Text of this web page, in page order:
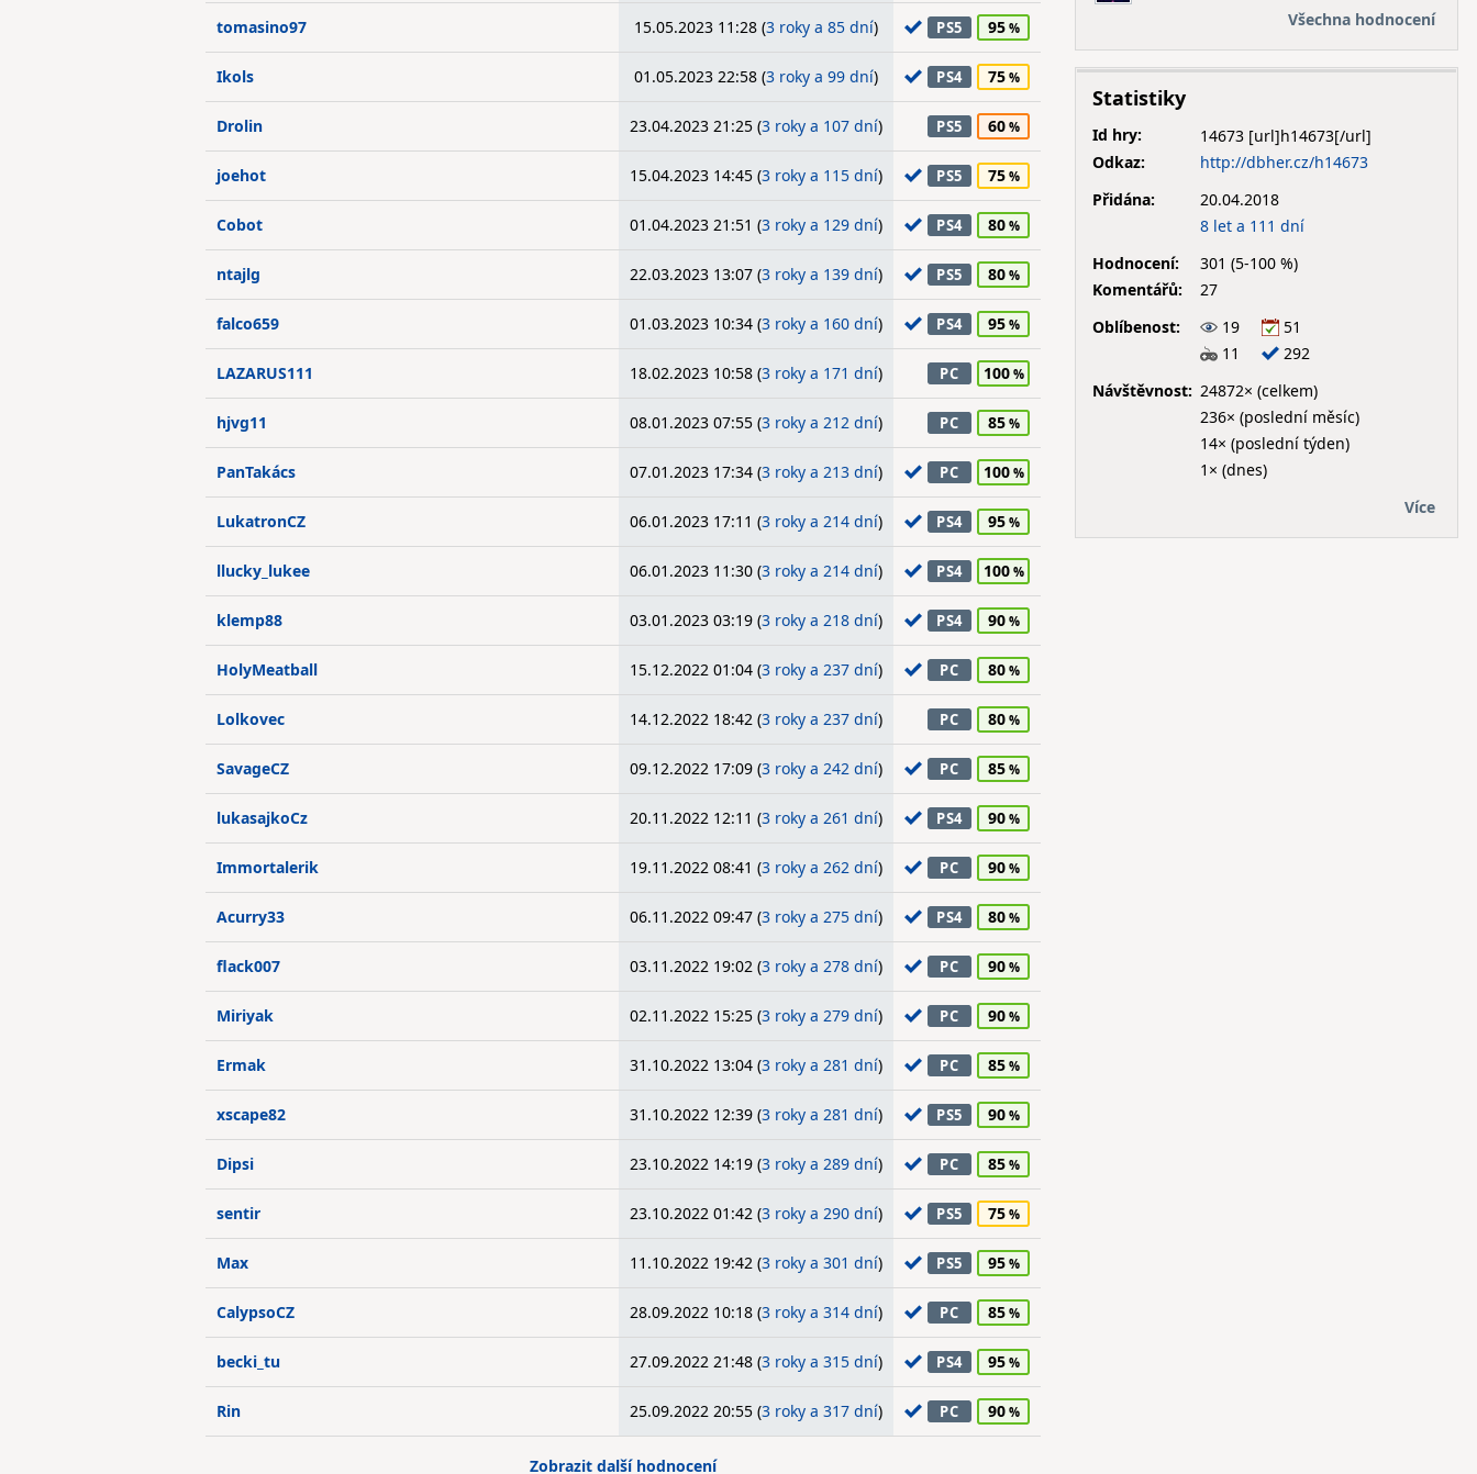
tomasino97 15.05.2023 11:28 (3 roky a 85 dní) PS5 95
Ikols 01.05.2023 22:58 (3 roky a 99 dní) PS4 75
Drolin 23.04.2023 21:25 (3 roky a 107 dní) PS5 60
joehot 15.04.2023 14:45 (3 roky a 115 dní) PS5 75
Cobot 01.04.2023 21:51 (3 roky a 129 dní) PS4 80
ntajlg 22.03.2023 13:07 (3 roky a 139 dní) PS5 80
falco659 01.03.2023 10:34 (3 roky a 160 dní) PS4 95
LAZARUS111 18.02.2023 10:58 (3 roky a 171 dní) PC 100
hjvg11 08.01.2023 07:55 (3 roky a 212 dní) PC 85
PanTakács 07.01.2023 17:34 (3 roky a 213 dní) PC 100
LukatronCZ 06.01.2023 17:11 (3 roky a 214 dní) PS4 95
llucky_lukee 06.01.2023 11:30 (3 roky a 214 dní) PS4 100
klemp88 03.01.2023 03:19 (3 roky a 218 dní) PS4 90
HolyMeatball 15.12.2022 01:04 (3 roky a 237 dní) PC 80
Lolkovec 14.12.2022 18:42 (3 roky a 237 dní) PC 80
SavageCZ 09.12.2022 17:09 (3 roky a 242 dní) PC 85
lukasajkoCz 20.11.2022 12:11 (3 roky a 261 dní) PS4 90
Immortalerik 19.11.2022 08:41 (3 roky a 262 dní) PC 90
Acurry33 06.11.2022 09:47 (3 roky a 275 dní) PS4 80
flack007 03.11.2022 19:02 (3 roky a 278 dní) PC 90
Miriyak 02.11.2022 15:25 (3 roky a 279 dní) PC 90
Ermak 31.10.2022 13:04 (3 roky a 281 dní) PC 85
xscape82 31.10.2022 12:39 (3 roky a 281 dní) PS5 90
Dipsi 23.10.2022 14:19 (3 roky a 289 dní) PC 85
sentir 23.10.2022 01:42 (3 roky a 290 dní) PS5 75
Max 11.10.2022 19:42 (3 roky a 301 dní) PS5 95
CalypsoCZ 28.09.2022 10:18 (3 roky a 314 dní) PC 85
becki_tu 27.09.2022 21:48 (3 roky a 315 dní) PS4 95
Rin 25.09.2022 20:55 (3 roky a 317 dní) PC 90
Zobrazit další hodnocení
Všechna hodnocení
Statistiky
Id hry:
14673
Odkaz:
http://dbher.cz/h14673
Přidána:
20.04.2018
8 let a 111 dní
Hodnocení:
301 (5-100 %)
Komentářů:
27
Oblíbenost:
19
51
11
292
Návštěvnost: 24872× (celkem)
236× (poslední měsíc)
14× (poslední týden)
1× (dnes)
Více